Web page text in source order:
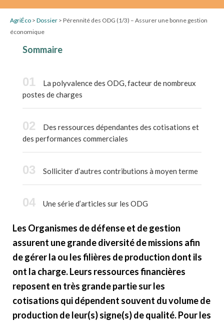
AgriÉco > Dossier > Pérennité des ODG (1/3) – Assurer une bonne gestion
économique
Sommaire
La polyvalence des ODG, facteur de nombreux
postes de charges
Des ressources dépendantes des cotisations et
des performances commerciales
Solliciter d’autres contributions à moyen terme
Une série d’articles sur les ODG
Les Organismes de défense et de gestion
assurent une grande diversité de missions afin
de gérer la ou les filières de production dont ils
ont la charge. Leurs ressources financières
reposent en très grande partie sur les
cotisations qui dépendent souvent du volume de
production de leur(s) signe(s) de qualité. Pour les